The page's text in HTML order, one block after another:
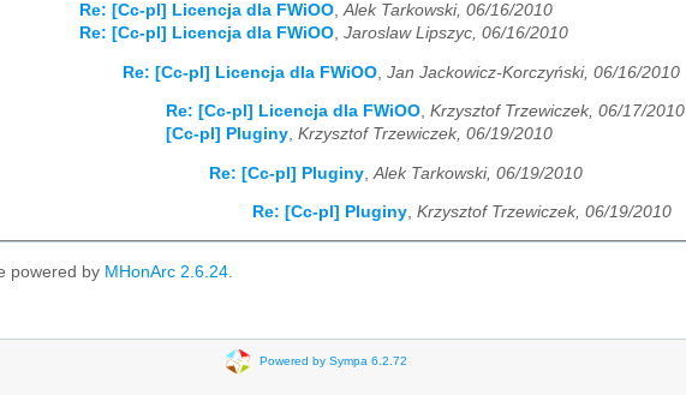
Re: [Cc-pl] Licencja dla FWiOO,Alek Tarkowski, 06/16/2010
Re: [Cc-pl] Licencja dla FWiOO, Jaroslaw Lipszyc, 06/16/2010
Re: [Cc-pl] Licencja dla FWiOO Jan Jackowicz-Korczyński, 06/16/2010
Re: [Cc-pl] Licencja dla FWiOO, Krzysztof Trzewiczek, 06/17/2010
[Cc-pl] Pluginy, Krzysztof Trzewiczek, 06/19/2010
Re: [Cc-pl] Pluginy Alek Tarkowski, 06/19/2010
Re: [Cc-pl] Pluginy, Krzysztof Trzewiczek, 06/19/2010
powered by MHonArc 2.6.24
Powered by Sympa 6.2.72